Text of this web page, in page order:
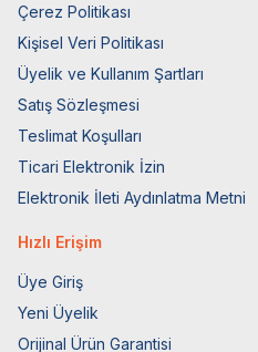
Çerez Politikası
Kişisel Veri Politikası
Üyelik ve Kullanım Şartları
Satış Sözleşmesi
Teslimat Koşulları
Ticari Elektronik İzin
Elektronik İleti Aydınlatma Metni
Hızlı Erişim
Üye Giriş
Yeni Üyelik
Orijinal Ürün Garantisi